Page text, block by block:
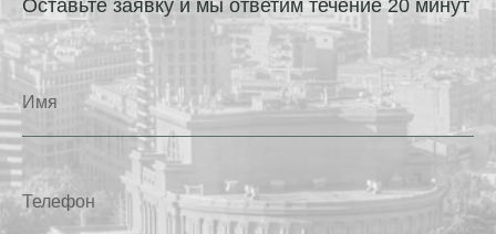
Оставьте заявку и мы ответим течение 20 минут